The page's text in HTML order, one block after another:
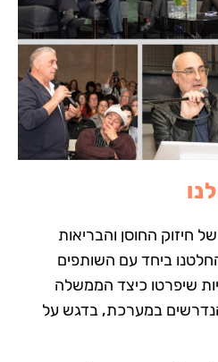
חיזוק החוסן והבריאות
ביחד עם השותפים
שיפרטו כיצד הממשלה
הנדרשים במערכת, בדגש על